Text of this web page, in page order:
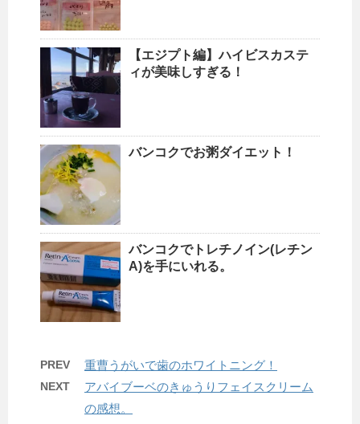
【エジプト編】ハイビスカステ
ィが美味しすぎる！
バンコクでお粥ダイエット！
バンコクでトレチノイン(レチン
A)を手にいれる。
PREV 重曹うがいで歯のホワイトニング！
NEXT
アバイブーベのきゅうりフェイスクリーム
の感想。